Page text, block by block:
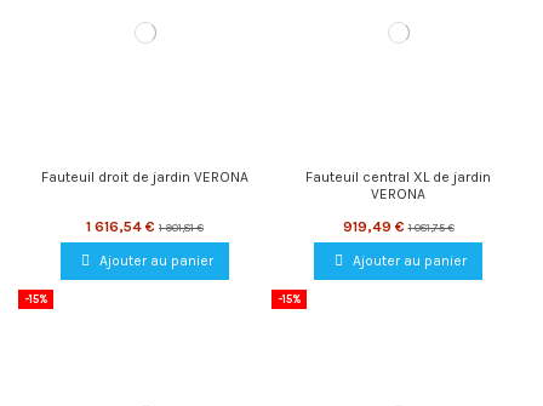
Fauteuil droit de jardin VERONA
1 616,54 € 1 901,81 €
Ajouter au panier
Fauteuil central XL de jardin
VERONA
919,49 € 1 081,75 €
Ajouter au panier
-15% -15%